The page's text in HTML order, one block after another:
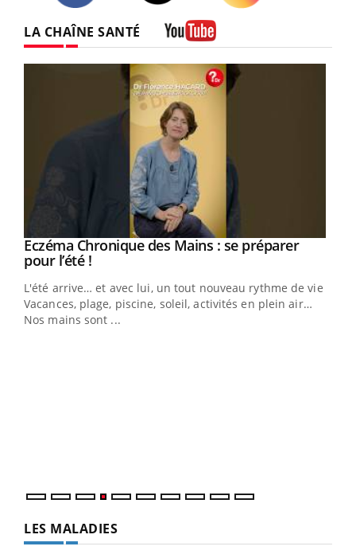
LA CHAÎNE SANTÉ
Youtube
Eczéma Chronique des Mains : se préparer
pour l’été !Youtube
L'été arrive… et avec lui, un tout nouveau rythme de vie !
Vacances, plage, piscine, soleil, activités en plein air…
Nos mains sont ...
LES MALADIES